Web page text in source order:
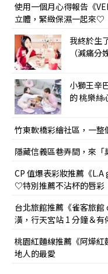
使用一個月心得報告《
立體，緊緻保濕一起來♡
我終於生
（減痛分
小獅王辛
的 桃樂絲
竹東軟橋彩繪社區，一
隱藏信義區巷弄間，來
CP 值爆表彩妝推薦《
♡特別推薦不沾杯的唇彩
台北旅館推薦《雀客旅
潢，行天宮站 1 分鐘＆有
桃園紅麵線推薦《阿燁
地人的最愛